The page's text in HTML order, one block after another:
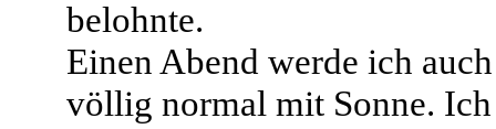
belohnte.
Einen Abend werde ich
völlig normal mit Sonne.